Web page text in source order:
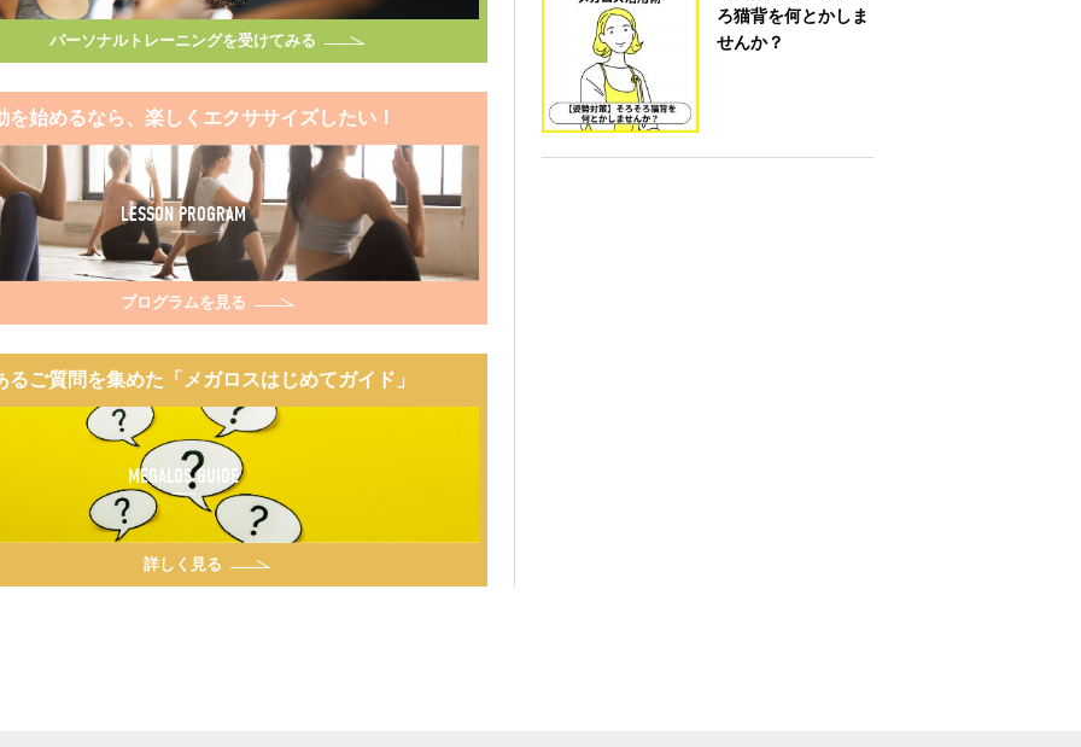
パーソナルトレーニングを受けてみる
を始めるなら、楽しくエクササイズしたい！
LESSON PROGRAM
プログラムを見る
るご質問を集めた「メガロスはじめてガイド」
MEGALOS GUIDE
詳しく見る
ろ猫背を何とかしま
せんか？